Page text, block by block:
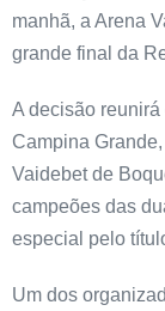
manhã, a Arena
grande final da
A decisão
Campina
Vaidebet de
campeões das
especial pelo
Um dos